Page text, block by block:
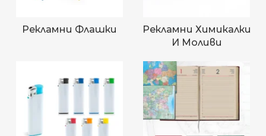
Рекламни Флашки
Рекламни Химикалки
И Моливи